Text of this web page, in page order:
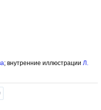
; внутренние иллюстрации Л.